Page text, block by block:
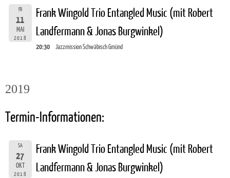
FR
11
MAI
2018
Frank Wingold Trio Entangled Music (mit Robert
Landfermann & Jonas Burgwinkel)
20:30 Jazzmission Schwäbisch Gmünd
2019
Termin-Informationen:
SA
27
OKT
2018
Frank Wingold Trio Entangled Music (mit Robert
Landfermann & Jonas Burgwinkel)